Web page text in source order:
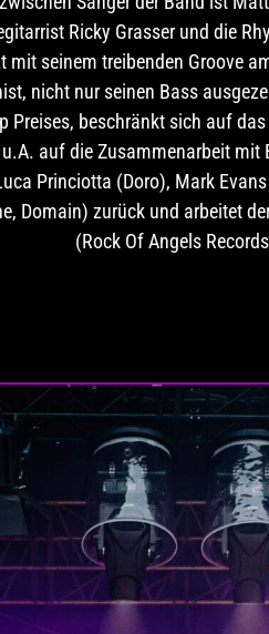
Ricky Grasser und die
seinem treibenden Groove
nicht nur seinen Bass
Preises, beschränkt sich auf
auf die Zusammenarbeit mit
Princiotta (Doro), Mark
Domain) zurück und arbeitet
(Rock Of Angels